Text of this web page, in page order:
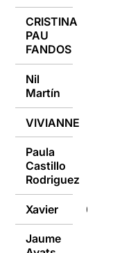
CRISTINA
PAU
FANDOS
Nil
Martín
VIVIANNE
Paula
Castillo
Rodriguez
Xavier 05/02/2018
Jaume